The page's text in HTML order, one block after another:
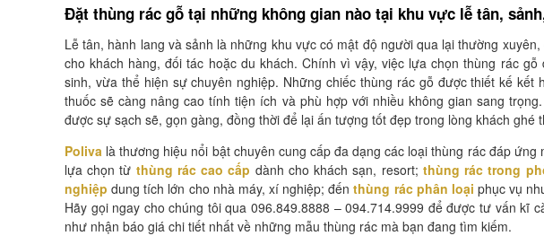
Đặt thùng rác gỗ tại những không gian nào tại khu vực lễ tân,
Lễ tân, hành lang và sảnh là những khu vực có mật độ người qua lại thường
cho khách hàng, đối tác hoặc du khách. Chính vì vậy, việc lựa chọn thùng rác
sinh, vừa thể hiện sự chuyên nghiệp. Những chiếc thùng rác gỗ được thiết kế
thuốc sẽ càng nâng cao tính tiện ích và phù hợp với nhiều không gian sang
được sự sạch sẽ, gọn gàng, đồng thời để lại ấn tượng tốt đẹp trong lòng khách ghé
Poliva là thương hiệu nổi bật chuyên cung cấp đa dạng các loại thùng rác đáp
lựa chọn từ thùng rác cao cấp dành cho khách sạn, resort; thùng rác trong
nghiệp dung tích lớn cho nhà máy, xí nghiệp; đếnthùng rác phân loại phục vụ
Hãy gọi ngay cho chúng tôi qua 096.849.8888 – 094.714.9999 để được tư vấn kĩ
như nhận báo giá chi tiết nhất về những mẫu thùng rác mà bạn đang tìm kiếm.